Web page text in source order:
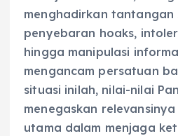
menghadirkan tantangan
penyebaran hoaks,
hingga manipulasi
mengancam persatuan
situasi inilah, nilai-nilai
menegaskan
utama dalam menjaga